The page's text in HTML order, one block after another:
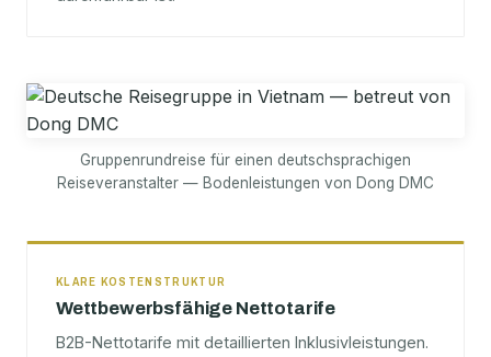
Gruppenrundreise für einen deutschsprachigen
Reiseveranstalter — Bodenleistungen von Dong DMC
KLARE KOSTENSTRUKTUR
Wettbewerbsfähige Nettotarife
B2B-Nettotarife mit detaillierten Inklusivleistungen.